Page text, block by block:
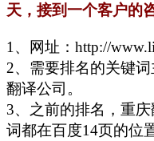
天，接到一个客户的
1、网址：http://
2、需要排名的关键
翻译公司。
3、之前的排名，重
词都在百度14页的位